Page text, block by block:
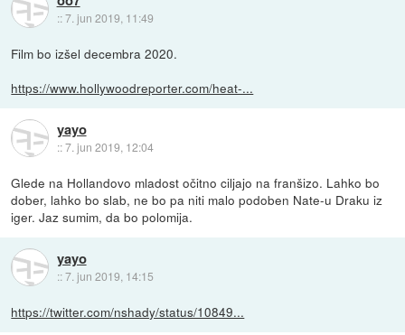
::7. jun 2019, 11:49
Film bo izšel decembra 2020.
https://www.hollywoodreporter.com/heat-...
yayo
::7. jun 2019, 12:04
Glede na Hollandovo mladost očitno ciljajo na franšizo. Lahko bo
dober, lahko bo slab, ne bo pa niti malo podoben Nate-u Draku iz
iger. Jaz sumim, da bo polomija.
yayo
::7. jun 2019, 14:15
https://twitter.com/nshady/status/10849...